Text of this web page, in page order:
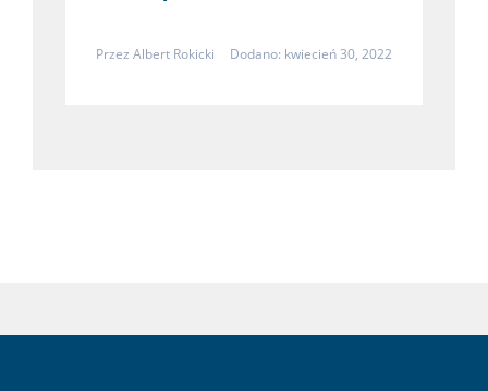
Przez Albert Rokicki Dodano: kwiecień 30, 2022